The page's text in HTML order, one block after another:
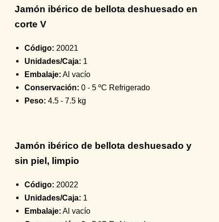
Jamón ibérico de bellota deshuesado en
corte V
Código: 20021
Unidades/Caja: 1
Embalaje: Al vacío
Conservación: 0 - 5 ºC Refrigerado
Peso: 4.5 - 7.5 kg
Jamón ibérico de bellota deshuesado y
sin piel, limpio
Código: 20022
Unidades/Caja: 1
Embalaje: Al vacío